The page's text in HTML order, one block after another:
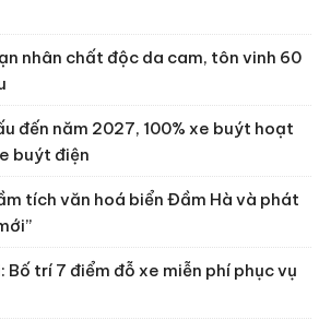
nhân chất độc da cam, tôn vinh 60
đến năm 2027, 100% xe buýt hoạt
buýt điện
tích văn hoá biển Đầm Hà và phát
Bố trí 7 điểm đỗ xe miễn phí phục vụ